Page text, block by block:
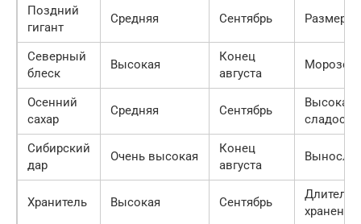
Поздний
гигант
Средняя Сентябрь Размер
Северный
блеск
Высокая
Конец
августа
Осенний
сахар
Средняя Сентябрь
Высокая
сладость
Сибирский
дар
Очень высокая
Конец
августа
Хранитель Высокая Сентябрь
хранения